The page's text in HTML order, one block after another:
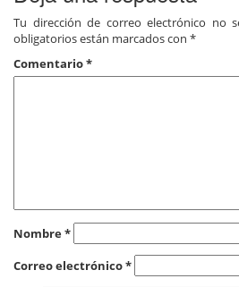
Tu dirección de correo electrónico no
obligatorios están marcados con *
Comentario*
Nombre*
Correo electrónico*